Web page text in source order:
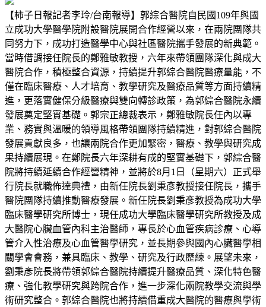
【柿子日報記者李玲/台南報導】郭綜合醫院自民國109年與國
立成功大學醫學院附設醫院展開合作經營以來，在兩院團隊共
同努力下，成功打造醫學中心與社區醫院攜手發展的新典範。
當時借調接任院長的鄭雅敏教授，六年來帶領團隊深化與成大
醫院合作，積極整合資源，持續提升郭綜合醫院醫療量能，不
僅在臨床醫療、人才培育、教學研究及醫療品質等方面持續精
進，更落實健保分級醫療與雙向轉診政策，為郭綜合醫院永續
發展奠定堅實基礎。郭宗正總裁表示，鄭雅敏院長任內以專
業、務實與溫暖的領導風格帶領團隊持續精進，對郭綜合醫院
發展貢獻良多，也讓兩院合作更加緊密，醫療、教學與研究成
果持續展現。在鄭院長六年深耕有成的堅實基礎下，郭綜合醫
院將持續延續合作經營精神，並將於8月1日（星期六）正式舉
行院長就職佈達典禮，由新任院長劉秉彥教授接任院長，攜手
醫院團隊持續推動醫療發展。新任院長劉秉彥教授為成功大學
臨床醫學研究所博士，現任成功大學臨床醫學研究所教授及成
大醫院心臟血管內科主治醫師，專長於心血管疾病診療、心導
管介入性治療及心血管醫學研究，並長期參與國內心臟醫學相
關學會會務，兼具臨床、教學、研究及行政歷練。展望未來，
劉秉彥院長將帶領郭綜合醫院持續提升醫療品質、深化特色醫
療、強化教學研究與跨院合作，進一步深化兩院教學交流與學
術研究整合。郭綜合醫院也將持續借重成大醫院的醫療與學術